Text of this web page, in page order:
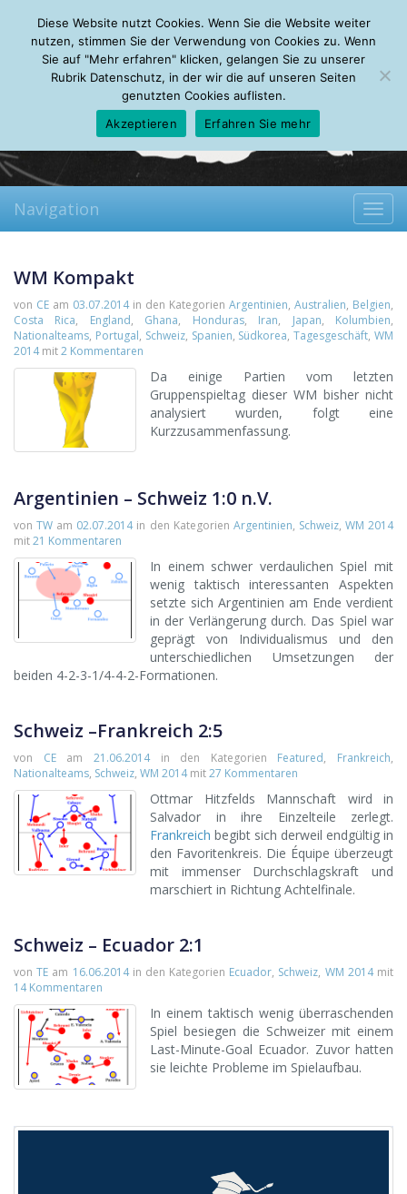
Thursday, 06.08.2026
Mein Account
About Autoren Leseempfehlungen FAQ
Navigation
WM Kompakt
von CE am 03.07.2014in den Kategorien Argentinien, Australien, Belgien,
Costa Rica, England, Ghana, Honduras, Iran, Japan, Kolumbien,
Nationalteams, Portugal, Schweiz, Spanien, Südkorea,Tagesgeschäft,WM
2014mit2 Kommentaren
Da einige Partien vom letzten
Gruppenspieltag dieser WM bisher nicht
analysiert wurden, folgt eine
Kurzzusammenfassung.
Argentinien – Schweiz 1:0 n.V.
vonTW am 02.07.2014in den Kategorien Argentinien, Schweiz, WM 2014
mit21 Kommentaren
In einem schwer verdaulichen Spiel mit
wenig taktisch interessanten Aspekten
setzte sich Argentinien am Ende verdient
in der Verlängerung durch. Das Spiel war
geprägt von Individualismus und den
unterschiedlichen Umsetzungen der
beiden 4-2-3-1/4-4-2-Formationen.
Schweiz –Frankreich 2:5
von CEam 21.06.2014in den Kategorien Featured, Frankreich,
Nationalteams, Schweiz, WM 2014mit27 Kommentaren
Ottmar Hitzfelds Mannschaft wird in
Salvador in ihre Einzelteile zerlegt.
Frankreich begibt sich derweil endgültig in
den Favoritenkreis. Die Équipe überzeugt
mit immenser Durchschlagskraft und
marschiert in Richtung Achtelfinale.
Schweiz – Ecuador 2:1
vonTE am 16.06.2014in den Kategorien Ecuador, Schweiz, WM 2014mit
14 Kommentaren
In einem taktisch wenig überraschenden
Spiel besiegen die Schweizer mit einem
Last-Minute-Goal Ecuador. Zuvor hatten
sie leichte Probleme im Spielaufbau.
Diese Website nutzt Cookies. Wenn Sie die Website weiter
nutzen, stimmen Sie der Verwendung von Cookies zu. Wenn
Sie auf "Mehr erfahren" klicken, gelangen Sie zu unserer
Rubrik Datenschutz, in der wir die auf unseren Seiten
genutzten Cookies auflisten.
Akzeptieren
Erfahren Sie mehr